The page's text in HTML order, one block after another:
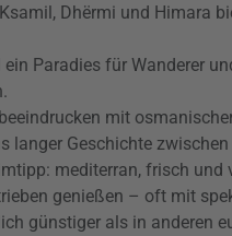
Dhërmi und Himara
Paradies für Wanderer
mit
Geschichte zwischen
mediterran, frisch
genießen – oft mit
günstiger als in anderen